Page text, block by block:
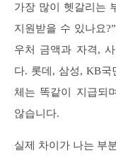
가장 많이 헷갈리는
지원받을 수 있나요
우처 금액과 자격,
다. 롯데, 삼성, KB
체는 똑같이 지급되
않습니다.
실제 차이가 나는 부